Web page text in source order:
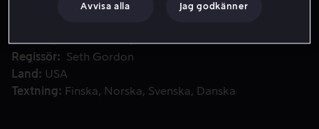
Regissör
Seth Gordon
Land
USA
Textning
Finska Norska Svenska Danska
Avvisa alla Jag godkänner